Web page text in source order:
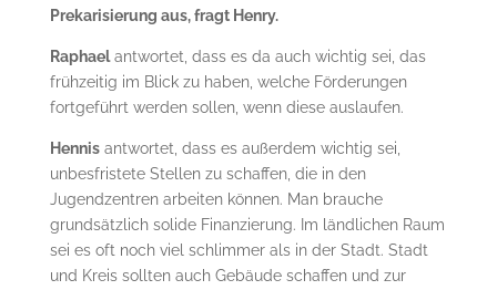
Prekarisierung aus, fragt Henry.
Raphaelantwortet, dass es da auch wichtig sei, das
frühzeitig im Blick zu haben, welche Förderungen
fortgeführt werden sollen, wenn diese auslaufen.
Hennisantwortet, dass es außerdem wichtig sei,
unbesfristete Stellen zu schaffen, die in den
Jugendzentren arbeiten können. Man brauche
grundsätzlich solide Finanzierung. Im ländlichen Raum
sei es oft noch viel schlimmer als in der Stadt. Stadt
und Kreis sollten auch Gebäude schaffen und zur